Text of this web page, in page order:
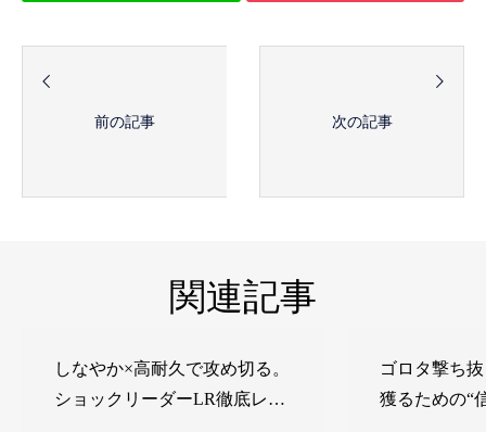
前の記事 次の記事
関連記事
しなやか×高耐久で攻め切る。
ショックリーダーLR徹底レビ
ゴロタ撃ち
獲るための“